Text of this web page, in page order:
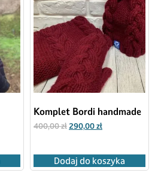
Komplet Bordi handmade
400,00zł 290,00zł
Dodaj do koszyka